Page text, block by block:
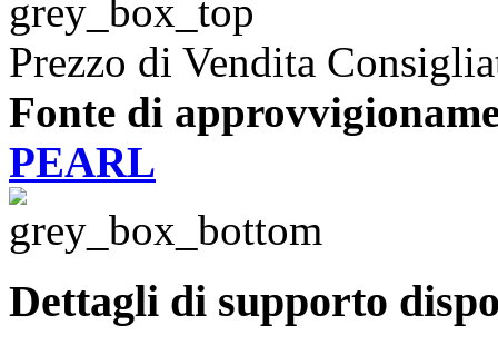
Prezzo di Vendita
Fonte di
PEARL
Dettagli di supporto